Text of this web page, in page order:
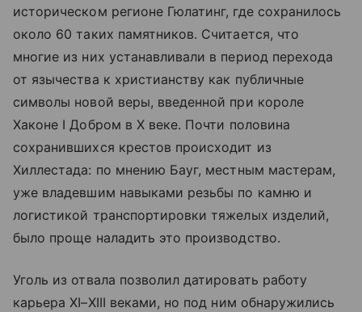
историческом регионе Гюлатинг, где сохранилось
около 60 таких памятников. Считается, что
многие из них устанавливали в период перехода
от язычества к христианству как публичные
символы новой веры, введенной при короле
Хаконе I Добром в X веке. Почти половина
сохранившихся крестов происходит из
Хиллестада: по мнению Бауг, местным мастерам,
уже владевшим навыками резьбы по камню и
логистикой транспортировки тяжелых изделий,
было проще наладить это производство.
Уголь из отвала позволил датировать работу
карьера XI–XIII веками, но под ним обнаружились